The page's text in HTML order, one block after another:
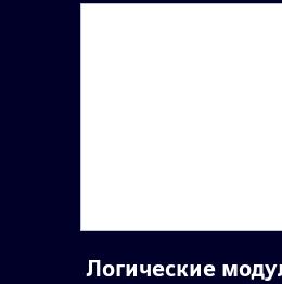
Логические